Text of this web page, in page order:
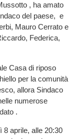
, ha amato
del paese, e
Mauro Cerrato e
Federica,
Casa di riposo
per la comunità
allora Sindaco
numerose
.
8 aprile, alle 20:30